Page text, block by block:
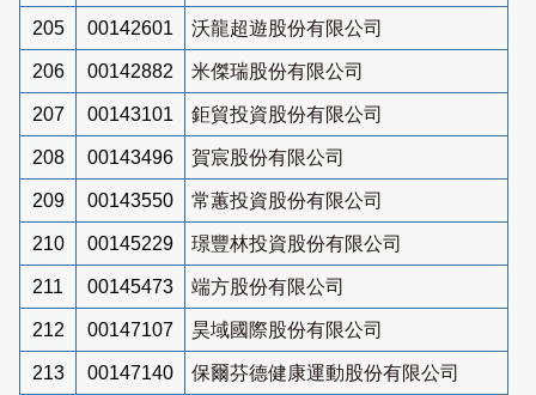
205 00142601 沃龍超遊股份有限公司
206 00142882 米傑瑞股份有限公司
207 00143101 鉅貿投資股份有限公司
208 00143496 賀宸股份有限公司
209 00143550 常蕙投資股份有限公司
210 00145229 璟豐林投資股份有限公司
211 00145473 端方股份有限公司
212 00147107 昊域國際股份有限公司
213 00147140 保爾芬德健康運動股份有限公司